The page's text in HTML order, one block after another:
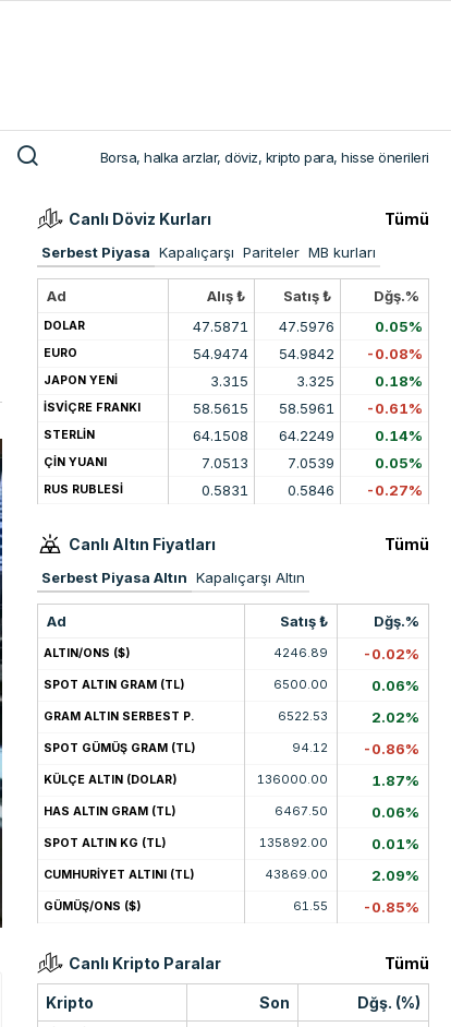
Borsa, halka arzlar, döviz, kripto para, hisse önerileri
Canlı Döviz Kurları Tümü
Serbest Piyasa Kapalıçarşı Pariteler MB kurları
Ad Alış ₺ Satış ₺ Dğş.%
DOLAR 47.5871 47.5976 0.05%
EURO 54.9474 54.9842 -0.08%
JAPON YENİ 3.315 3.325 0.18%
İSVİÇRE FRANKI 58.5615 58.5961 -0.61%
STERLİN 64.1508 64.2249 0.14%
ÇİN YUANI 7.0513 7.0539 0.05%
RUS RUBLESİ 0.5831 0.5846 -0.27%
Canlı Altın Fiyatları Tümü
Serbest Piyasa Altın Kapalıçarşı Altın
Ad Satış ₺ Dğş.%
ALTIN/ONS ($) 4246.89 -0.02%
SPOT ALTIN GRAM (TL) 6500.00 0.06%
GRAM ALTIN SERBEST P. 6522.53 2.02%
SPOT GÜMÜŞ GRAM (TL) 94.12 -0.86%
KÜLÇE ALTIN (DOLAR) 136000.00 1.87%
HAS ALTIN GRAM (TL) 6467.50 0.06%
SPOT ALTIN KG (TL) 135892.00 0.01%
CUMHURİYET ALTINI (TL) 43869.00 2.09%
GÜMÜŞ/ONS ($) 61.55 -0.85%
Canlı Kripto Paralar Tümü
Kripto Son Dğş. (%)